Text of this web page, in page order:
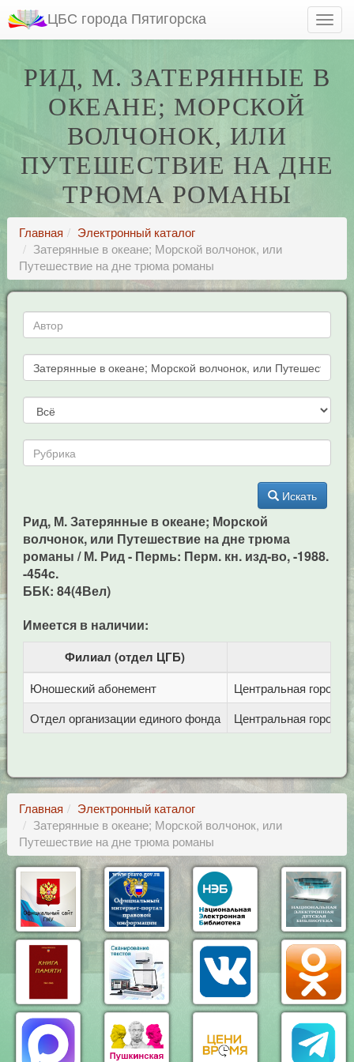
ЦБС города Пятигорска
РИД, М. ЗАТЕРЯННЫЕ В
ОКЕАНЕ; МОРСКОЙ
ВОЛЧОНОК, ИЛИ
ПУТЕШЕСТВИЕ НА ДНЕ
ТРЮМА РОМАНЫ
Главная
Электронный каталог
Затерянные в океане; Морской волчонок, или
Путешествие на дне трюма романы
Искать
Рид, М. Затерянные в океане; Морской
волчонок, или Путешествие на дне трюма
романы / М. Рид - Пермь: Перм. кн. изд-во, -1988.
-454c.
ББК: 84(4Вел)
Имеется в наличии:
Филиал (отдел ЦГБ)
Юношеский абонемент
Центральная
Отдел организации единого фонда
Центральная
Главная
Электронный каталог
Затерянные в океане; Морской волчонок, или
Путешествие на дне трюма романы